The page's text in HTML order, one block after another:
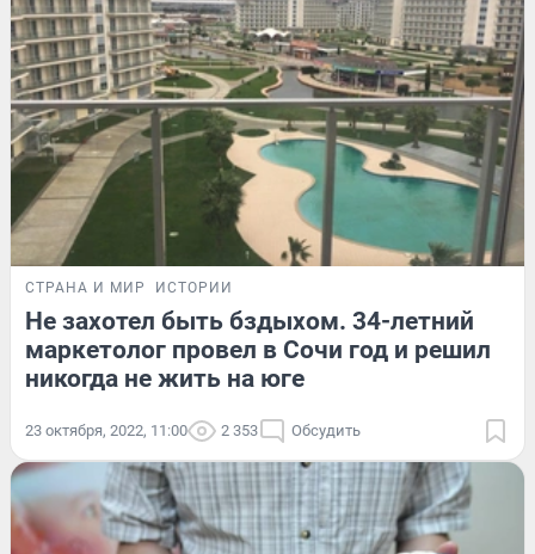
СТРАНА И МИР ИСТОРИИ
Не захотел быть бздыхом. 34-летний
маркетолог провел в Сочи год и решил
никогда не жить на юге
23 октября, 2022, 11:00 2 353 Обсудить